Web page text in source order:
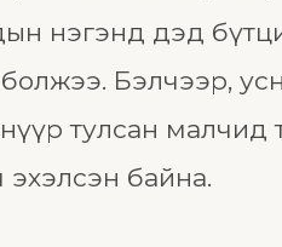
нэгэнд дэд
Бэлчээр, усны
тулсан
эхэлсэн байна.